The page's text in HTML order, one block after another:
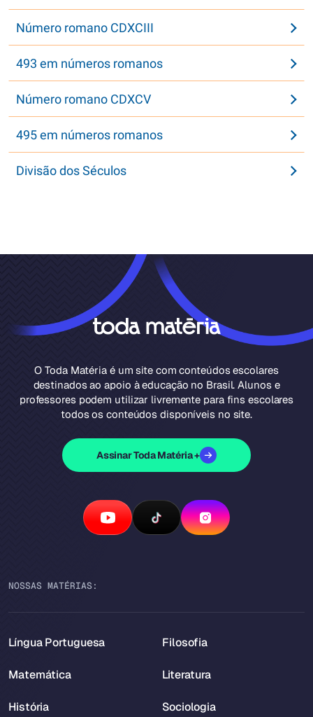
Número romano CDXCIII
493 em números romanos
Número romano CDXCV
495 em números romanos
Divisão dos Séculos
O Toda Matéria é um site com conteúdos escolares
destinados ao apoio à educação no Brasil. Alunos e
professores podem utilizar livremente para fins escolares
todos os conteúdos disponíveis no site.
Assinar Toda Matéria +
NOSSAS MATÉRIAS:
Língua Portuguesa
Matemática
História
Filosofia
Literatura
Sociologia